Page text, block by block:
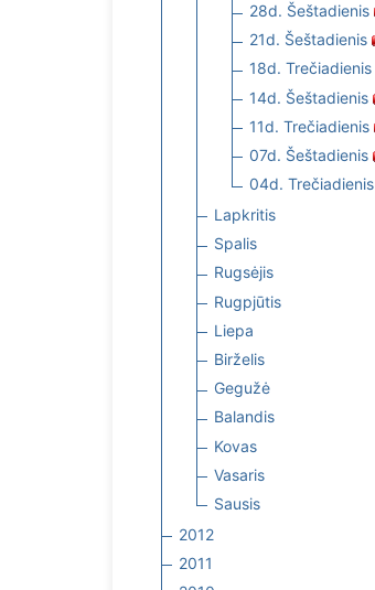
28d. Šeštadienis
21d. Šeštadienis
18d. Trečiadienis
14d. Šeštadienis
11d. Trečiadienis
07d. Šeštadienis
04d. Trečiadienis
Lapkritis
Spalis
Rugsėjis
Rugpjūtis
Liepa
Birželis
Gegužė
Balandis
Kovas
Vasaris
Sausis
2012
2011